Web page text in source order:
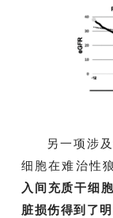
另一项涉
细胞在难治性
入间充质干细
脏损伤得到了明